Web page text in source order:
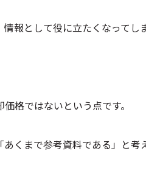
報として役に立たくなってし
格ではないという点です。
くまで参考資料である」と考